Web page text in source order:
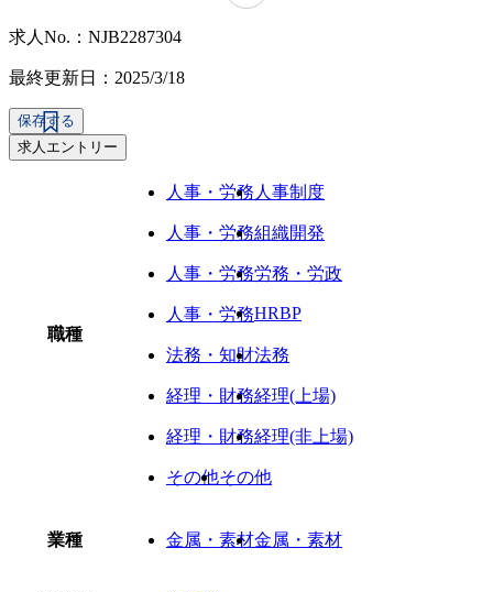
求人No.：NJB2287304
最終更新日：2025/3/18
保存する
求人エントリー
職種
人事・労務 人事制度
人事・労務組織開発
人事・労務労務・労政
人事・労務HRBP
法務・知財法務
経理・財務経理(上場)
経理・財務経理(非上場)
その他その他
業種 金属・素材金属・素材